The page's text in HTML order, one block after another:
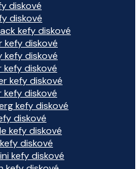
diskové
diskové
kefy diskové
kefy diskové
kefy diskové
kefy diskové
kefy diskové
kefy diskové
kefy diskové
diskové
kefy diskové
diskové
kefy diskové